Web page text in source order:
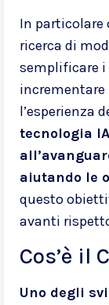
In particolare
ricerca di
semplificare i
l’esperienza
tecnologia
aiutando le
questo
avanti
Cos’è il
Uno degli